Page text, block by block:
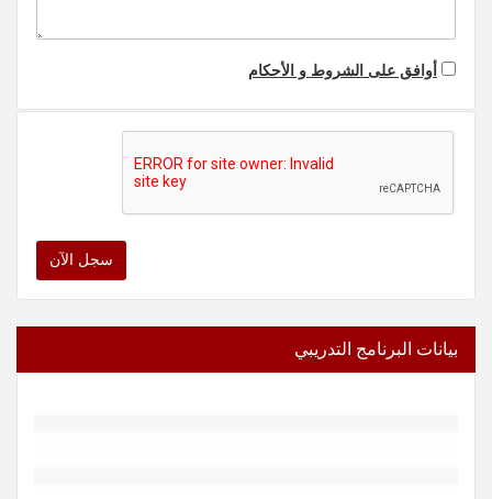
أوافق على الشروط و الأحكام
سجل الآن
بيانات البرنامج التدريبي